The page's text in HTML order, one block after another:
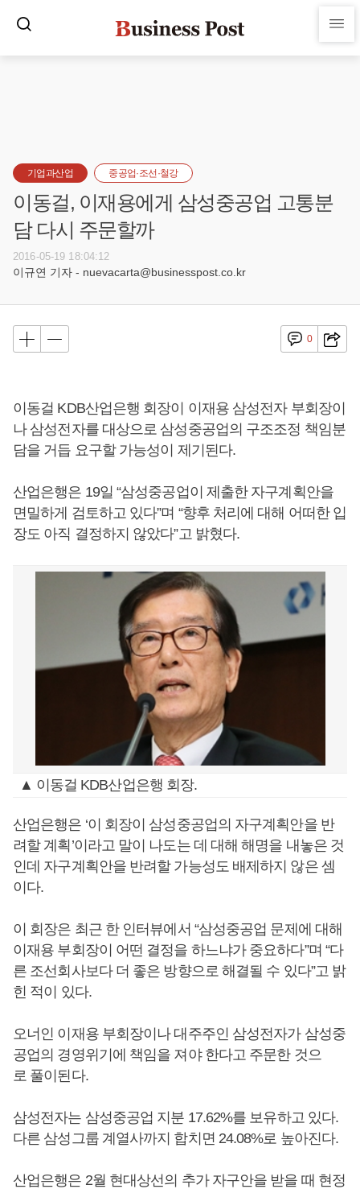
기업과산업 중공업·조선·철강
이동걸, 이재용에게 삼성중공업 고통분
담 다시 주문할까
2016-05-19 18:04:12
이규연 기자 - nuevacarta@businesspost.co.kr
0
이동걸 KDB산업은행 회장이 이재용 삼성전자 부회장이
나 삼성전자를 대상으로 삼성중공업의 구조조정 책임분
담을 거듭 요구할 가능성이 제기된다.
산업은행은 19일 “삼성중공업이 제출한 자구계획안을
면밀하게 검토하고 있다”며 “향후 처리에 대해 어떠한 입
장도 아직 결정하지 않았다”고 밝혔다.
▲ 이동걸 KDB산업은행 회장.
산업은행은 ‘이 회장이 삼성중공업의 자구계획안을 반
려할 계획’이라고 말이 나도는 데 대해 해명을 내놓은 것
인데 자구계획안을 반려할 가능성도 배제하지 않은 셈
이다.
이 회장은 최근 한 인터뷰에서 “삼성중공업 문제에 대해
이재용 부회장이 어떤 결정을 하느냐가 중요하다”며 “다
른 조선회사보다 더 좋은 방향으로 해결될 수 있다”고 밝
힌 적이 있다.
오너인 이재용 부회장이나 대주주인 삼성전자가 삼성중
공업의 경영위기에 책임을 져야 한다고 주문한 것으
로 풀이된다.
삼성전자는 삼성중공업 지분 17.62%를 보유하고 있다.
다른 삼성그룹 계열사까지 합치면 24.08%로 높아진다.
산업은행은 2월 현대상선의 추가 자구안을 받을 때 현정